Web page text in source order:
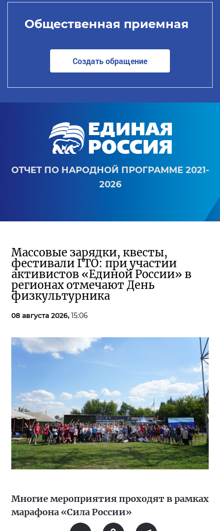
Общественная приемная
Создать обращение
ОТЧЕТ ПО НАРОДНОЙ ПРОГРАММЕ 2021-
2026
Массовые зарядки, квесты,
фестивали ГТО: при участии
активистов «Единой России» в
регионах отмечают День
физкультурника
08 августа 2026, 15:06
Многие мероприятия проходят в рамках
марафона «Сила России»